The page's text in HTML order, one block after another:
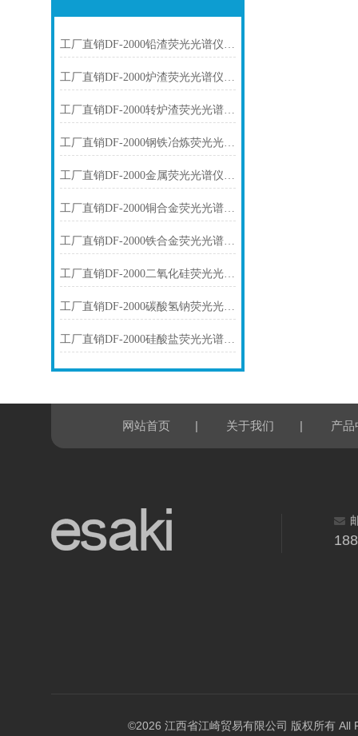
工厂直销DF-2000铅渣荧光光谱仪技术参数
工厂直销DF-2000炉渣荧光光谱仪技术参数
工厂直销DF-2000转炉渣荧光光谱仪技术参数
工厂直销DF-2000钢铁冶炼荧光光谱仪技术参数
工厂直销DF-2000金属荧光光谱仪技术参数
工厂直销DF-2000铜合金荧光光谱仪技术参数
工厂直销DF-2000铁合金荧光光谱仪技术参数
工厂直销DF-2000二氧化硅荧光光谱仪技术参数
工厂直销DF-2000碳酸氢钠荧光光谱仪技术参数
工厂直销DF-2000硅酸盐荧光光谱仪技术参数
网站首页 | 关于我们 | 产品
©2026 江西省江崎贸易有限公司 版权所有 All